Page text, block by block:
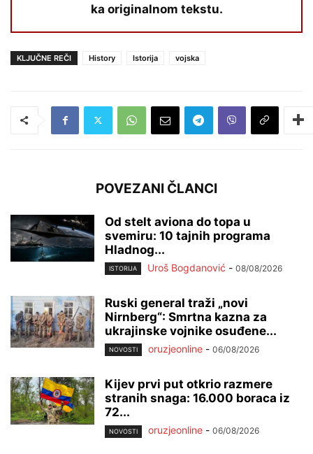
ka originalnom tekstu.
KLJUČNE REČI History Istorija vojska
POVEZANI ČLANCI
Od stelt aviona do topa u
svemiru: 10 tajnih programa
Hladnog...
ISTORIJA Uroš Bogdanović - 08/08/2026
Ruski general traži „novi
Nirnberg“: Smrtna kazna za
ukrajinske vojnike osuđene...
NOVOSTI oruzjeonline - 06/08/2026
Kijev prvi put otkrio razmere
stranih snaga: 16.000 boraca iz
72...
NOVOSTI oruzjeonline - 06/08/2026